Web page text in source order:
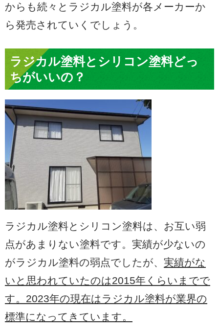
からも続々とラジカル塗料が各メーカーか
ら発売されていくでしょう。
ラジカル塗料とシリコン塗料どっ
ちがいいの？
ラジカル塗料とシリコン塗料は、お互い弱
点があまりない塗料です。実績が少ないの
がラジカル塗料の弱点でしたが、 実績がな
いと思われていたのは2015年くらいまでで
す。 2023年の現在はラジカル塗料が業界の
標準になってきています。